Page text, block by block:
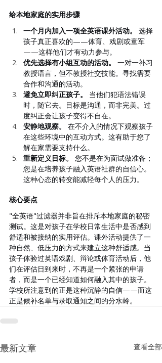
给本地家庭的实用步骤
一个月内加入一项全英语课外活动。
选择
孩子真正喜欢的——体育、戏剧或童军
——这样他们才有动力参与。
优先选择有小组互动的活动。
一对一补习
教授语言，但不教授社交技能。寻找需要
合作和沟通的活动。
避免立即纠正孩子。
当他们犯语法错误
时，随它去。目标是沟通，而非完美。过
度纠正会让孩子变得不自在。
安静地观察。
在不介入的情况下观察孩子
在这些环境中的互动方式。这有助于您了
解在家需要支持什么。
重新定义目标。
您不是在为面试做准备；
您是在培养孩子融入英语社群的自信心。
这种心态的转变能减轻每个人的压力。
核心要点
"全英语"过滤器并非旨在排斥本地家庭的秘密
测试。这是对孩子在学校日常生活中是否感到
舒适和被接纳的实用评估。课外活动提供了一
种自然、低压力的方式来建立这种舒适感。当
孩子体验过英语戏剧、辩论或体育活动后，他
们在评估日到来时，不再是一个紧张的申请
者，而是一个已经知道如何融入其中的孩子。
学校所注意到的正是这种沉静的自信——而这
正是候补名单与录取通知之间的分水岭。
最新文章 查看全部